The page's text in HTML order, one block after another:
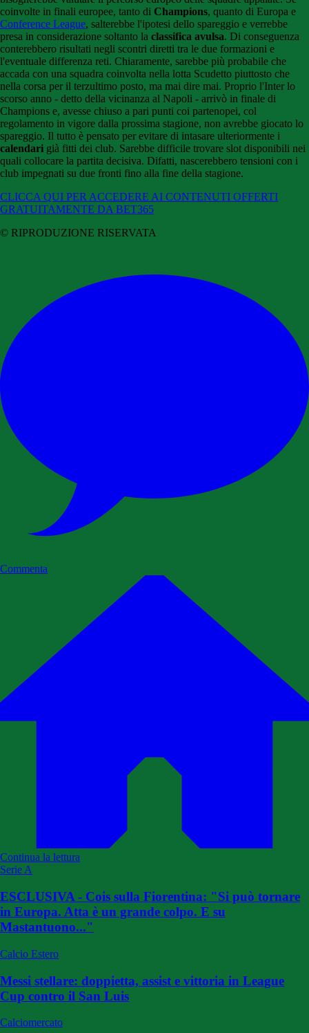
coinvolte in finali europee, tanto di Champions, quanto di Europa e
Conference League, salterebbe l'ipotesi dello spareggio e verrebbe
presa in considerazione soltanto la classifica avulsa. Di conseguenza
conterebbero risultati negli scontri diretti tra le due formazioni e
l'eventuale differenza reti. Chiaramente, sarebbe più probabile che
accada con una squadra coinvolta nella lotta Scudetto piuttosto che
nella corsa per il terzultimo posto, ma mai dire mai. Proprio l'Inter lo
scorso anno - detto della vicinanza al Napoli - arrivò in finale di
Champions e, avesse chiuso a pari punti coi partenopei, col
regolamento in vigore dalla prossima stagione, non avrebbe giocato lo
spareggio. Il tutto è pensato per evitare di intasare ulteriormente i
calendari già fitti dei club. Sarebbe difficile trovare slot disponibili nei
quali collocare la partita decisiva. Difatti, nascerebbero tensioni con i
club impegnati su due fronti fino alla fine della stagione.
CLICCA QUI PER ACCEDERE AI CONTENUTI OFFERTI
GRATUITAMENTE DA BET365
© RIPRODUZIONE RISERVATA
Commenta
Continua la lettura
Serie A
ESCLUSIVA - Cois sulla Fiorentina: "Si può tornare
in Europa. Atta è un grande colpo. E su
Mastantuono..."
Calcio Estero
Messi stellare: doppietta, assist e vittoria in League
Cup contro il San Luis
Calciomercato